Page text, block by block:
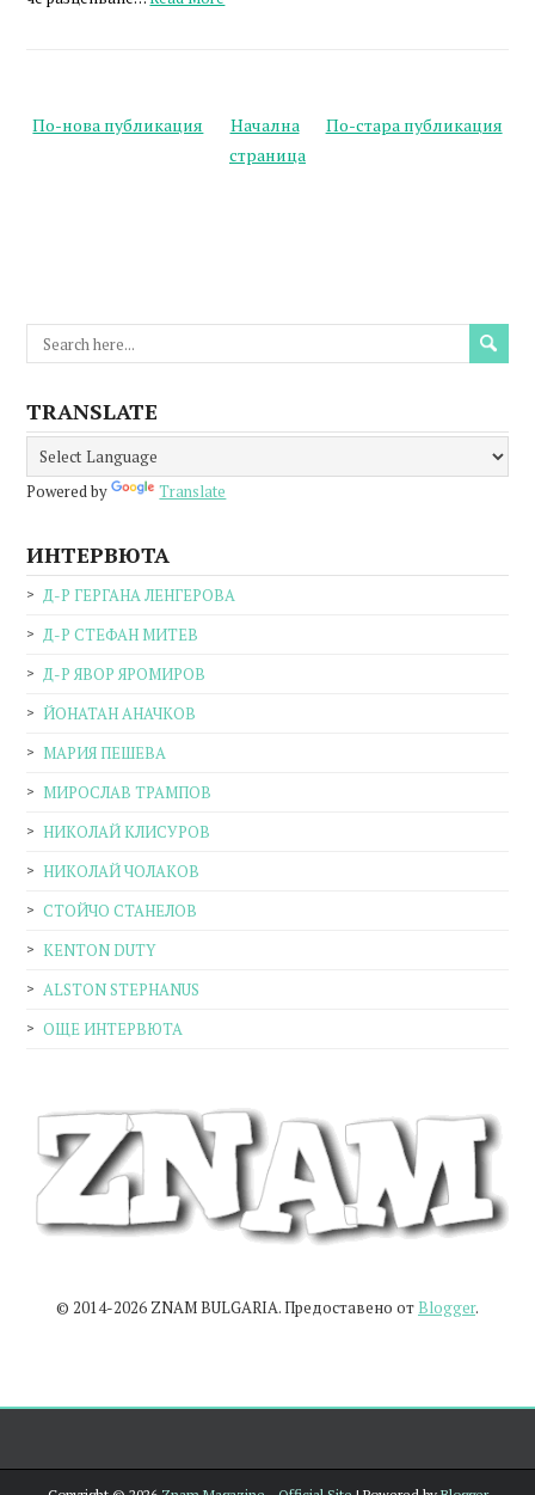
По-нова публикация По-стара публикация
Начална
страница
TRANSLATE
Powered by Translate
ИНТЕРВЮТА
Д-Р ГЕРГАНА ЛЕНГЕРОВА
Д-Р СТЕФАН МИТЕВ
Д-Р ЯВОР ЯРОМИРОВ
ЙОНАТАН АНАЧКОВ
МАРИЯ ПЕШЕВА
МИРОСЛАВ ТРАМПОВ
НИКОЛАЙ КЛИСУРОВ
НИКОЛАЙ ЧОЛАКОВ
СТОЙЧО СТАНЕЛОВ
KENTON DUTY
ALSTON STEPHANUS
ОЩЕ ИНТЕРВЮТА
© 2014-2026 ZNAM BULGARIA. Предоставено от Blogger.